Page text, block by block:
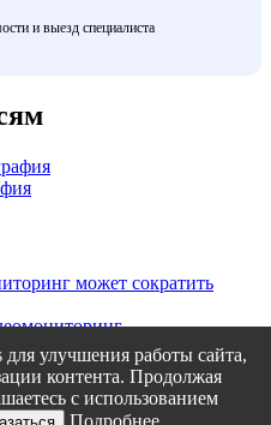
и выезд специалиста
может сократить
видеомониторинга
видеомониторинг?
видеомониторинг
улучшения работы сайта,
контента. Продолжая
с использованием
Подробнее